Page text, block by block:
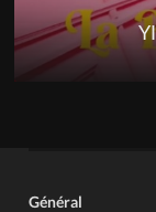
Général